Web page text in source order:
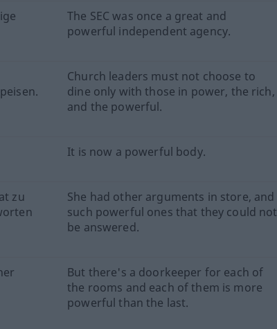
The SEC was once a great and
powerful independent agency.
Church leaders must not choose to
dine only with those in power, the rich,
and the powerful.
It is now a powerful body.
zu
She had other arguments in store, and
such powerful ones that they could not
be answered.
But there's a doorkeeper for each of
the rooms and each of them is more
powerful than the last.